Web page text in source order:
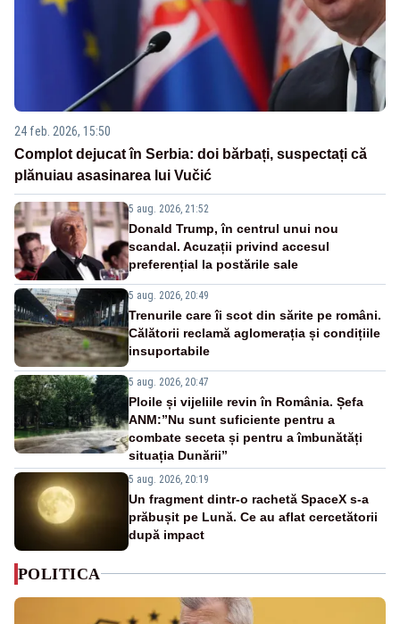
24 feb. 2026, 15:50
Complot dejucat în Serbia: doi bărbați, suspectați că
plănuiau asasinarea lui Vučić
5 aug. 2026, 21:52
Donald Trump, în centrul unui nou
scandal. Acuzații privind accesul
preferențial la postările sale
5 aug. 2026, 20:49
Trenurile care îi scot din sărite pe români.
Călătorii reclamă aglomerația și condițiile
insuportabile
5 aug. 2026, 20:47
Ploile și vijeliile revin în România. Șefa
ANM:”Nu sunt suficiente pentru a
combate seceta și pentru a îmbunătăți
situația Dunării”
5 aug. 2026, 20:19
Un fragment dintr-o rachetă SpaceX s-a
prăbușit pe Lună. Ce au aflat cercetătorii
după impact
POLITICA